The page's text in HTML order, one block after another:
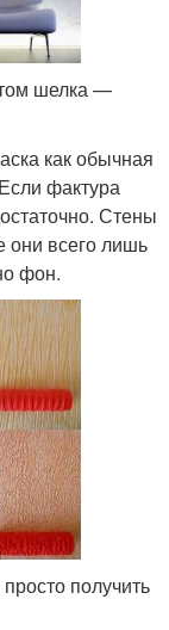
шелка —
как обычная
фактура
Стены
они всего лишь
фон.
получить